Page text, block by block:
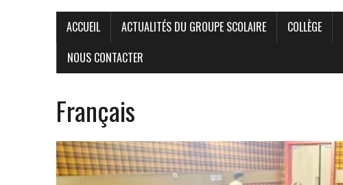
ACCUEIL ACTUALITÉS DU GROUPE SCOLAIRE COLLÈGE
NOUS CONTACTER
Français